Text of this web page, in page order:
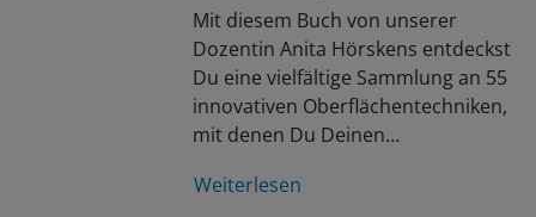
Mit diesem Buch von unserer
Dozentin Anita Hörskens entdeckst
Du eine vielfältige Sammlung an 55
innovativen Oberflächentechniken,
mit denen Du Deinen…
Weiterlesen